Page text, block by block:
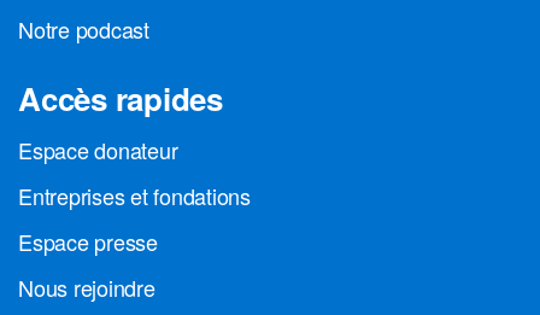
Notre podcast
Accès rapides
Espace donateur
Entreprises et fondations
Espace presse
Nous rejoindre